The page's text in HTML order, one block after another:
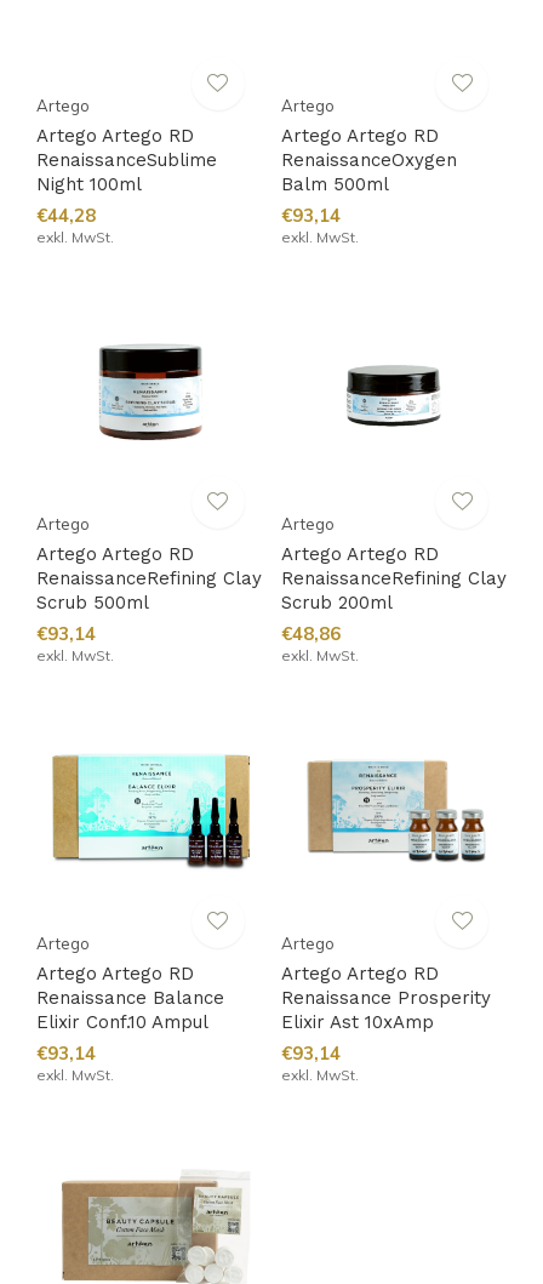
Artego
Artego Artego RD
RenaissanceSublime
Night 100ml
€44,28
exkl. MwSt.
Artego
Artego Artego RD
RenaissanceOxygen
Balm 500ml
€93,14
exkl. MwSt.
Artego
Artego Artego RD
RenaissanceRefining Clay
Scrub 500ml
€93,14
exkl. MwSt.
Artego
Artego Artego RD
RenaissanceRefining Clay
Scrub 200ml
€48,86
exkl. MwSt.
Artego
Artego Artego RD
Renaissance Balance
Elixir Conf.10 Ampul
€93,14
exkl. MwSt.
Artego
Artego Artego RD
Renaissance Prosperity
Elixir Ast 10xAmp
€93,14
exkl. MwSt.